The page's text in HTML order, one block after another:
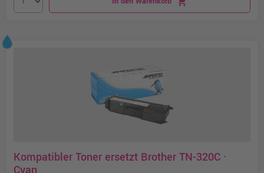
Kompatibler Toner ersetzt Brother TN-320C ·